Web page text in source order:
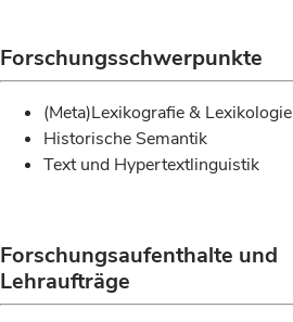
Forschungsschwerpunkte
(Meta)Lexikografie & Lexikologie
Historische Semantik
Text und Hypertextlinguistik
Forschungsaufenthalte und
Lehraufträge